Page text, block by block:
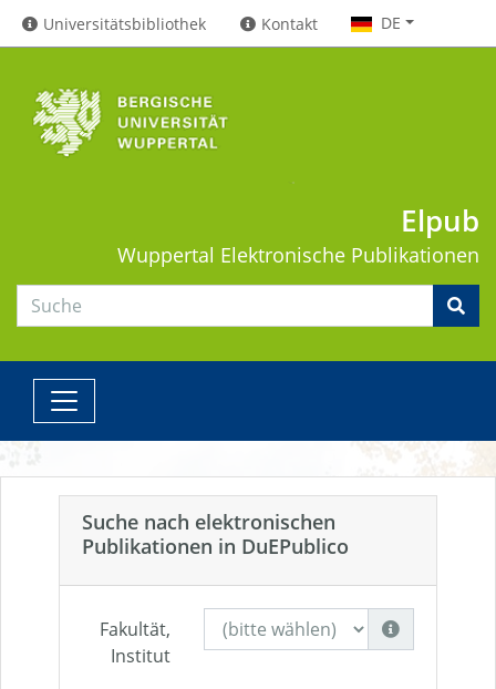
Universitätsbibliothek Kontakt DE
Elpub
Wuppertal Elektronische Publikationen
Suche nach elektronischen
Publikationen in DuEPublico
Fakultät,
Institut